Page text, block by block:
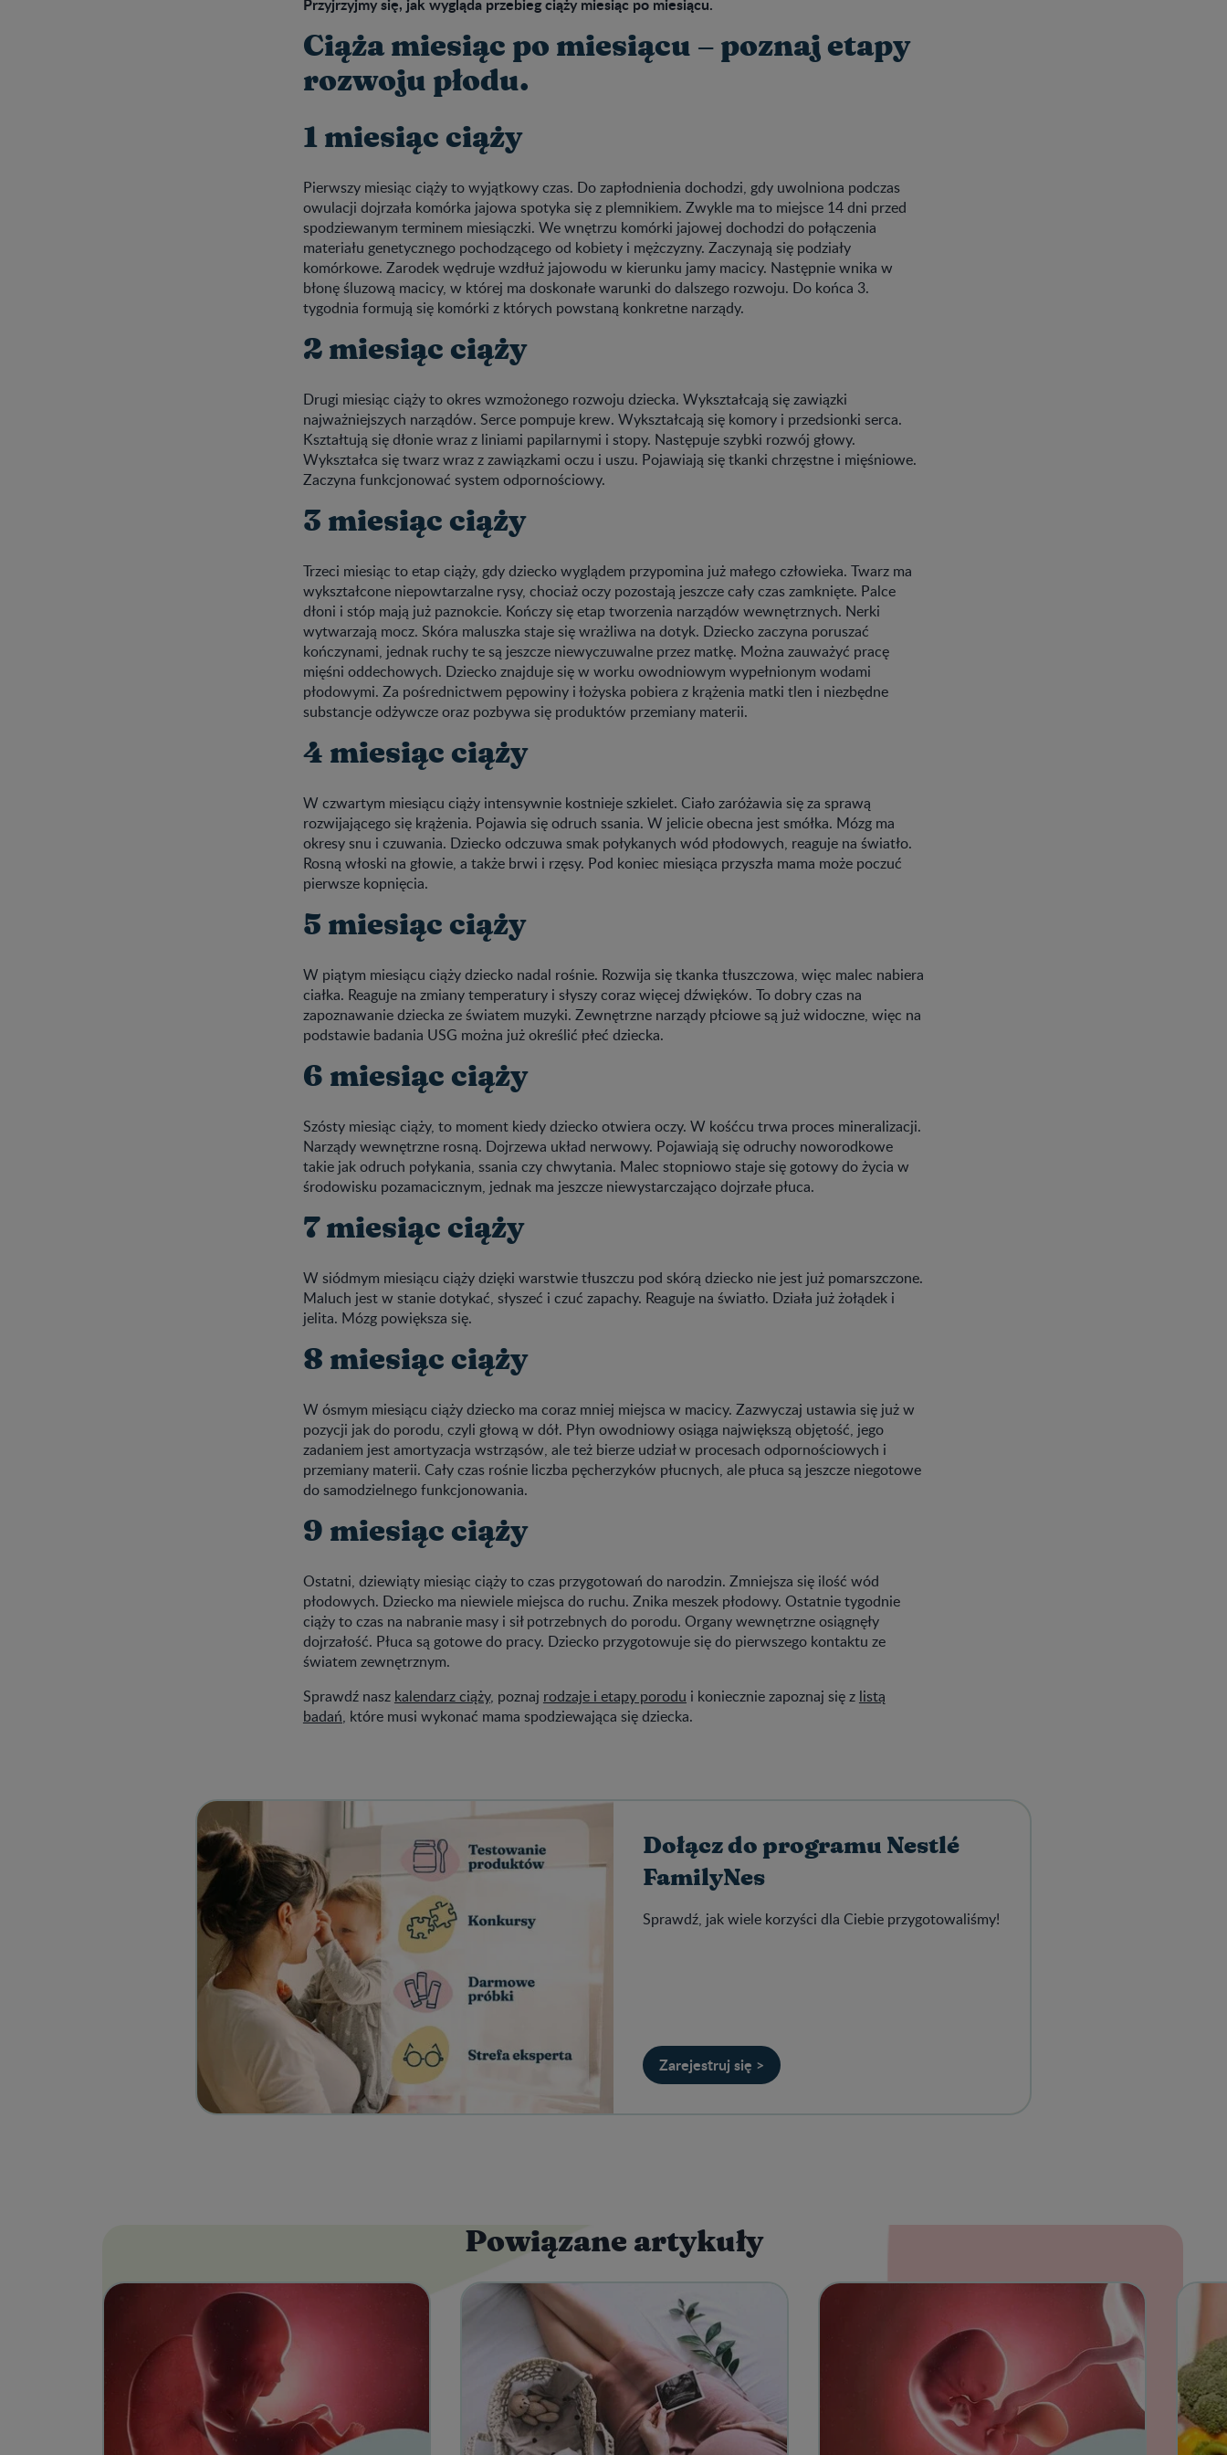
Ciąża miesiąc po miesiącu – poznaj etapy
rozwoju płodu.
1 miesiąc ciąży
Pierwszy miesiąc ciąży to wyjątkowy czas. Do zapłodnienia dochodzi, gdy uwolniona podczas
owulacji dojrzała komórka jajowa spotyka się z plemnikiem. Zwykle ma to miejsce 14 dni przed
spodziewanym terminem miesiączki. We wnętrzu komórki jajowej dochodzi do połączenia
materiału genetycznego pochodzącego od kobiety i mężczyzny. Zaczynają się podziały
komórkowe. Zarodek wędruje wzdłuż jajowodu w kierunku jamy macicy. Następnie wnika w
błonę śluzową macicy, w której ma doskonałe warunki do dalszego rozwoju. Do końca 3.
tygodnia formują się komórki z których powstaną konkretne narządy.
2 miesiąc ciąży
Drugi miesiąc ciąży to okres wzmożonego rozwoju dziecka. Wykształcają się zawiązki
najważniejszych narządów. Serce pompuje krew. Wykształcają się komory i przedsionki serca.
Kształtują się dłonie wraz z liniami papilarnymi i stopy. Następuje szybki rozwój głowy.
Wykształca się twarz wraz z zawiązkami oczu i uszu. Pojawiają się tkanki chrzęstne i mięśniowe.
Zaczyna funkcjonować system odpornościowy.
3 miesiąc ciąży
Trzeci miesiąc to etap ciąży, gdy dziecko wyglądem przypomina już małego człowieka. Twarz ma
wykształcone niepowtarzalne rysy, chociaż oczy pozostają jeszcze cały czas zamknięte. Palce
dłoni i stóp mają już paznokcie. Kończy się etap tworzenia narządów wewnętrznych. Nerki
wytwarzają mocz. Skóra maluszka staje się wrażliwa na dotyk. Dziecko zaczyna poruszać
kończynami, jednak ruchy te są jeszcze niewyczuwalne przez matkę. Można zauważyć pracę
mięśni oddechowych. Dziecko znajduje się w worku owodniowym wypełnionym wodami
płodowymi. Za pośrednictwem pępowiny i łożyska pobiera z krążenia matki tlen i niezbędne
substancje odżywcze oraz pozbywa się produktów przemiany materii.
4 miesiąc ciąży
W czwartym miesiącu ciąży intensywnie kostnieje szkielet. Ciało zaróżawia się za sprawą
rozwijającego się krążenia. Pojawia się odruch ssania. W jelicie obecna jest smółka. Mózg ma
okresy snu i czuwania. Dziecko odczuwa smak połykanych wód płodowych, reaguje na światło.
Rosną włoski na głowie, a także brwi i rzęsy. Pod koniec miesiąca przyszła mama może poczuć
pierwsze kopnięcia.
5 miesiąc ciąży
W piątym miesiącu ciąży dziecko nadal rośnie. Rozwija się tkanka tłuszczowa, więc malec nabiera
ciałka. Reaguje na zmiany temperatury i słyszy coraz więcej dźwięków. To dobry czas na
zapoznawanie dziecka ze światem muzyki. Zewnętrzne narządy płciowe są już widoczne, więc na
podstawie badania USG można już określić płeć dziecka.
6 miesiąc ciąży
Szósty miesiąc ciąży, to moment kiedy dziecko otwiera oczy. W kośćcu trwa proces mineralizacji.
Narządy wewnętrzne rosną. Dojrzewa układ nerwowy. Pojawiają się odruchy noworodkowe
takie jak odruch połykania, ssania czy chwytania. Malec stopniowo staje się gotowy do życia w
środowisku pozamacicznym, jednak ma jeszcze niewystarczająco dojrzałe płuca.
7 miesiąc ciąży
W siódmym miesiącu ciąży dzięki warstwie tłuszczu pod skórą dziecko nie jest już pomarszczone.
Maluch jest w stanie dotykać, słyszeć i czuć zapachy. Reaguje na światło. Działa już żołądek i
jelita. Mózg powiększa się.
8 miesiąc ciąży
W ósmym miesiącu ciąży dziecko ma coraz mniej miejsca w macicy. Zazwyczaj ustawia się już w
pozycji jak do porodu, czyli głową w dół. Płyn owodniowy osiąga największą objętość, jego
zadaniem jest amortyzacja wstrząsów, ale też bierze udział w procesach odpornościowych i
przemiany materii. Cały czas rośnie liczba pęcherzyków płucnych, ale płuca są jeszcze niegotowe
do samodzielnego funkcjonowania.
9 miesiąc ciąży
Ostatni, dziewiąty miesiąc ciąży to czas przygotowań do narodzin. Zmniejsza się ilość wód
płodowych. Dziecko ma niewiele miejsca do ruchu. Znika meszek płodowy. Ostatnie tygodnie
ciąży to czas na nabranie masy i sił potrzebnych do porodu. Organy wewnętrzne osiągnęły
dojrzałość. Płuca są gotowe do pracy. Dziecko przygotowuje się do pierwszego kontaktu ze
światem zewnętrznym.
Sprawdź nasz kalendarz ciąży, poznaj rodzaje i etapy porodu i koniecznie zapoznaj się z listą
badań, które musi wykonać mama spodziewająca się dziecka.
Dołącz do programu Nestlé
FamilyNes
Sprawdź, jak wiele korzyści dla Ciebie przygotowaliśmy!
Zarejestruj się >
Powiązane artykuły